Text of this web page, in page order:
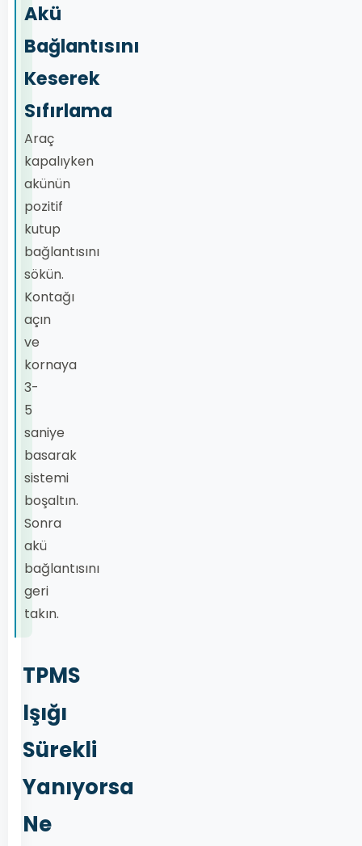
Akü
Bağlantısını
Keserek
Sıfırlama
Araç
kapalıyken
akünün
pozitif
kutup
bağlantısını
sökün.
Kontağı
açın
ve
kornaya
3-
5
saniye
basarak
sistemi
boşaltın.
Sonra
akü
bağlantısını
geri
takın.
TPMS
Işığı
Sürekli
Yanıyorsa
Ne